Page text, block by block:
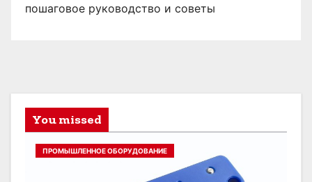
пошаговое руководство и советы
You missed
ПРОМЫШЛЕННОЕ ОБОРУДОВАНИЕ